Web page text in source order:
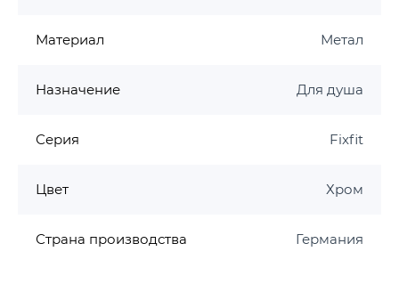
Материал Метал
Назначение Для душа
Серия Fixfit
Цвет Хром
Страна производства Германия